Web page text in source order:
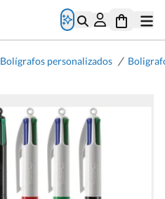
Bolígrafos personalizados /